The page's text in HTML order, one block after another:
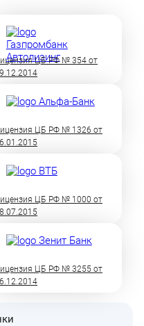
ЦБ РФ № 354 от
ЦБ РФ № 1326 от
ЦБ РФ № 1000 от
ЦБ РФ № 3255 от